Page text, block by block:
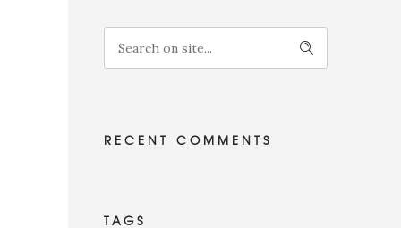
RECENT COMMENTS
TAGS